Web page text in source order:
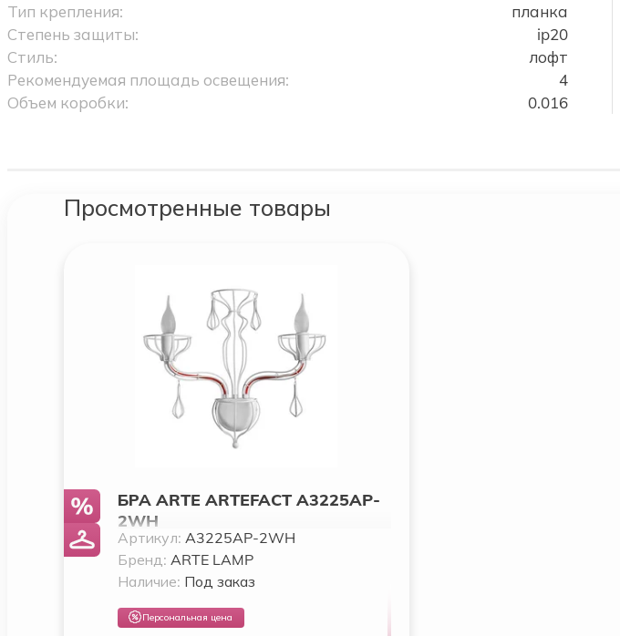
Тип крепления:
планка
Степень защиты:
ip20
Стиль:
лофт
Рекомендуемая площадь освещения:
4
Объем коробки:
0.016
Просмотренные товары
БРА ARTE ARTEFACT A3225AP-
2WH
Артикул: A3225AP-2WH
Бренд: ARTE LAMP
Наличие: Под заказ
Персональная цена